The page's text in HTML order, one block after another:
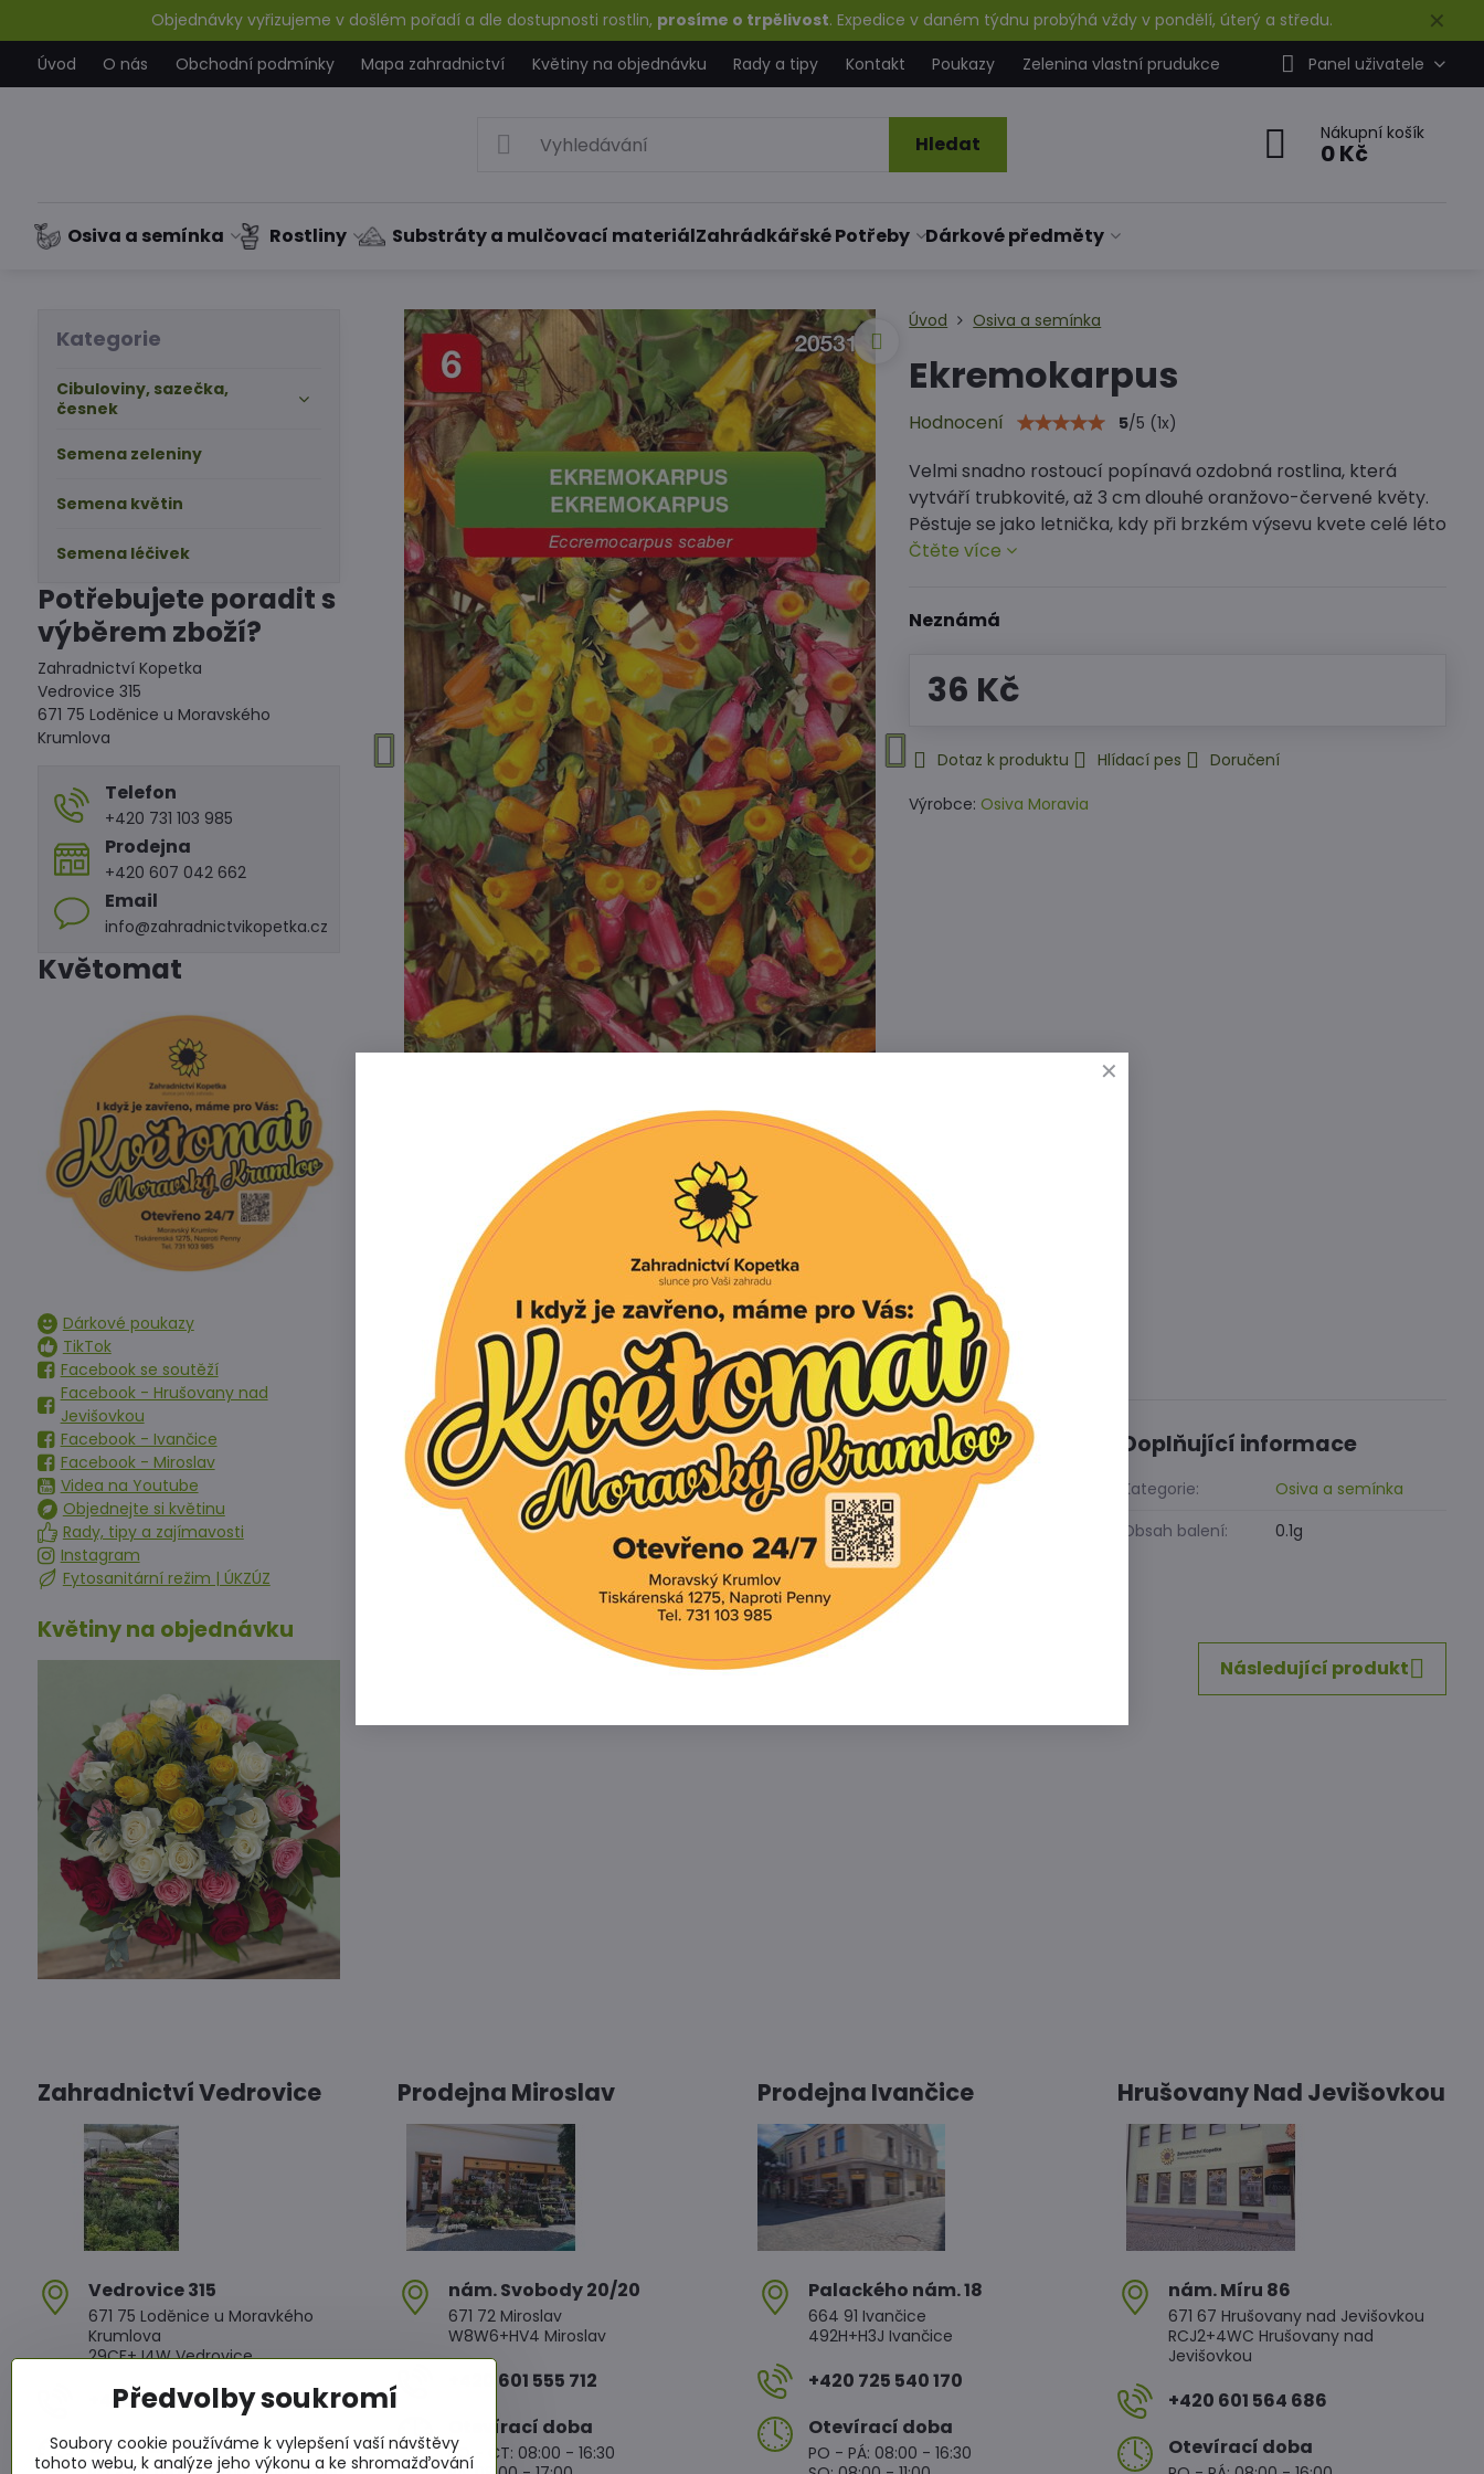
✕
Objednávky vyřizujeme v došlém pořadí a dle dostupnosti rostlin, prosíme o trpělivost. Expedice v daném týdnu probýhá vždy v pondělí, úterý a středu.
Úvod
O nás Obchodní podmínky Mapa zahradnictví Květiny na objednávku Rady a tipy Kontakt Poukazy Zelenina vlastní prudukce Panel uživatele
Hledat Nákupní košík
0 Kč
Osiva a semínka Rostliny Substráty a mulčovací materiálZahrádkářské Potřeby Dárkové předměty
Úvod Osiva a semínka
Ekremokarpus
Hodnocení 5/5 (1x)
Velmi snadno rostoucí popínavá ozdobná rostlina, která
vytváří trubkovité, až 3 cm dlouhé oranžovo-červené květy.
Pěstuje se jako letnička, kdy při brzkém výsevu kvete celé léto
Čtěte více
Neznámá
36 Kč
Dotaz k produktu Hlídací pes
Doručení
Výrobce: Osiva Moravia
Popis Recenze 0 Diskuse
Velmi snadno rostoucí popínavá ozdobná rostlina, která vytváří trubkovité, až 3
cm dlouhé oranžovo-červené květy. Pěstuje se jako letnička, kdy při brzkém
výsevu kvete celé léto i na podzim. Po mírné zimě vegetují i v následujícím období
a může se pěstovat jako trvalka. Používá se k prorůstání altánů, pergol teras a zdí.
Doplňující informace
Kategorie:
Osiva a semínka
Obsah balení:
0.1g
Facebook
TwitterBlueskyPinterest
Následující produkt
Kategorie
Cibuloviny, sazečka,
česnek
Semena zeleniny
Semena květin
Semena léčivek
Potřebujete poradit s
výběrem zboží?
Zahradnictví Kopetka
Vedrovice 315
671 75 Loděnice u Moravského
Krumlova
Telefon
+420 731 103 985
Prodejna
+420 607 042 662
Email
info@zahradnictvikopetka.cz
Květomat
Dárkové poukazy
TikTok
Facebook se soutěží
Facebook - Hrušovany nad
Jevišovkou
Facebook - Ivančice
Facebook - Miroslav
Videa na Youtube
Objednejte si květinu
Rady, tipy a zajímavosti
Instagram
Fytosanitární režim | ÚKZÚZ
Květiny na objednávku
Zahradnictví Vedrovice
Vedrovice 315
671 75 Loděnice u Moravkého
Krumlova
29CF+J4W Vedrovice
+420 607 042 662
Otevírací doba
Prodejna Miroslav
nám​. Svobody 20/20
671 72 Miroslav
W8W6+HV4 Miroslav
+420 601 555 712
Otevírací doba
PO - ČT: 08:00 - 16:30
Prodejna Ivančice
Palackého nám​. 18
664 91 Ivančice
492H+H3J Ivančice
+420 725 540 170
Otevírací doba
PO - PÁ: 08:00 - 16:30
Hrušovany Nad Jevišovkou
nám​. Míru 86
671 67 Hrušovany nad Jevišovkou
RCJ2+4WC Hrušovany nad
Jevišovkou
+420 601 564 686
Otevírací doba
Předvolby soukromí
Soubory cookie používáme k vylepšení vaší návštěvy
tohoto webu, k analýze jeho výkonu a ke shromažďování